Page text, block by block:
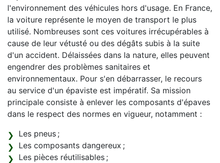
l'environnement des véhicules hors d'usage. En France,
la voiture représente le moyen de transport le plus
utilisé. Nombreuses sont ces voitures irrécupérables à
cause de leur vétusté ou des dégâts subis à la suite
d'un accident. Délaissées dans la nature, elles peuvent
engendrer des problèmes sanitaires et
environnementaux. Pour s'en débarrasser, le recours
au service d'un épaviste est impératif. Sa mission
principale consiste à enlever les composants d'épaves
dans le respect des normes en vigueur, notamment :
Les pneus ;
Les composants dangereux ;
Les pièces réutilisables ;